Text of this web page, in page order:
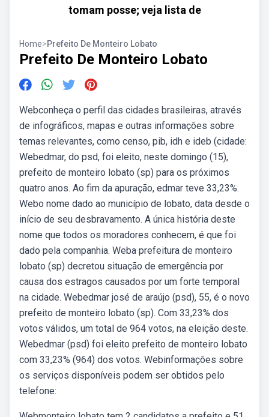
tomam posse; veja lista de
Home>Prefeito De Monteiro Lobato
Prefeito De Monteiro Lobato
Webconheça o perfil das cidades brasileiras, através
de infográficos, mapas e outras informações sobre
temas relevantes, como censo, pib, idh e ideb (cidade:
Webedmar, do psd, foi eleito, neste domingo (15),
prefeito de monteiro lobato (sp) para os próximos
quatro anos. Ao fim da apuração, edmar teve 33,23%.
Webo nome dado ao município de lobato, data desde o
início de seu desbravamento. A única história deste
nome que todos os moradores conhecem, é que foi
dado pela companhia. Weba prefeitura de monteiro
lobato (sp) decretou situação de emergência por
causa dos estragos causados por um forte temporal
na cidade. Webedmar josé de araújo (psd), 55, é o novo
prefeito de monteiro lobato (sp). Com 33,23% dos
votos válidos, um total de 964 votos, na eleição deste.
Webedmar (psd) foi eleito prefeito de monteiro lobato
com 33,23% (964) dos votos. Webinformações sobre
os serviços disponíveis podem ser obtidos pelo
telefone: